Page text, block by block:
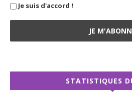
Je suis d'accord !
STATISTIQUES